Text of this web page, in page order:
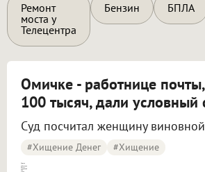
Ремонт
моста у
Телецентра
Бензин БПЛА
Омичке - работнице
100 тысяч, дали условный
Суд посчитал женщину
#хищение Денег #хищение